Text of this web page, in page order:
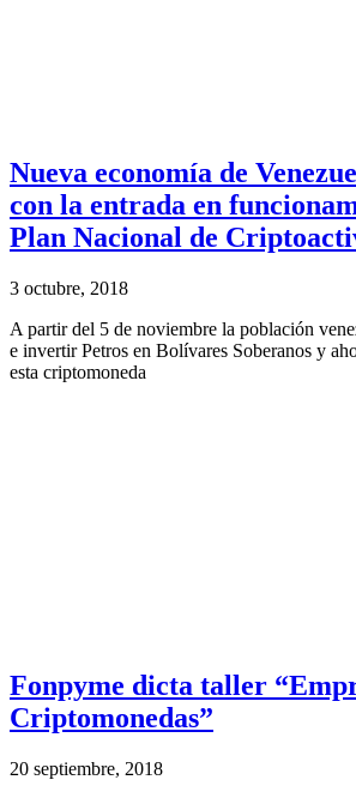
Nueva economía de
con la entrada en
Plan Nacional de
3 octubre, 2018
A partir del 5 de noviembre la población
e invertir Petros en Bolívares Soberanos y
esta criptomoneda
Fonpyme dicta taller
Criptomonedas”
20 septiembre, 2018